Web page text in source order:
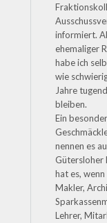
informiert.
ehemaliger
habe ich
wie
Jahre
bleiben.
Ein
nennen es
Gütersloher
hat es, wenn
Makler,
Lehrer,